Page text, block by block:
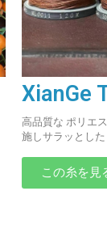
XianGe
高品質な ポリエ
施しサラッとした
この糸を見